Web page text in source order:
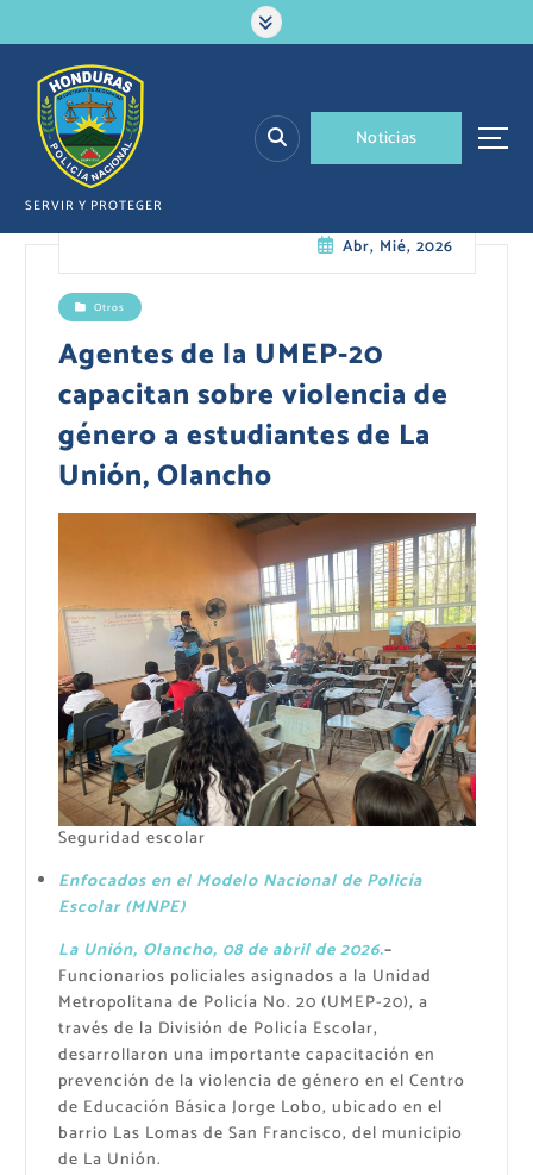
a
SERVIR Y PROTEGER
Noticias
Abr, Mié, 2026
Otros
Agentes de la UMEP-20
capacitan sobre violencia de
género a estudiantes de La
Unión, Olancho
Seguridad escolar
Enfocados en el Modelo Nacional de Policía
Escolar (MNPE)
La Unión, Olancho, 08 de abril de 2026.–
Funcionarios policiales asignados a la Unidad
Metropolitana de Policía No. 20 (UMEP-20), a
través de la División de Policía Escolar,
desarrollaron una importante capacitación en
prevención de la violencia de género en el Centro
de Educación Básica Jorge Lobo, ubicado en el
barrio Las Lomas de San Francisco, del municipio
de La Unión.